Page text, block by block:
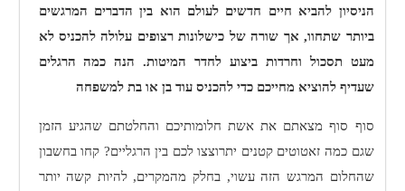
הניסיון להביא חיים חדשים לעולם הוא בין הדברים המרגשים
ביותר שתחוו, אך שורה של כישלונות רצופים עלולה להכניס לא
מעט תסכול וחרדות ביצוע לחדר המיטות. הנה כמה הרגלים
שעדיף להוציא מחייכם כדי להכניס עוד בן או בת למשפחה
סוף סוף מצאתם את אשת חלומותיכם והחלטתם שהגיע הזמן
שגם כמה זאטוטים קטנים יתרוצצו לכם בין הרגליים? קחו בחשבון
שהחלום המרגש הזה עשוי, בחלק מהמקרים, להיות קשה יותר